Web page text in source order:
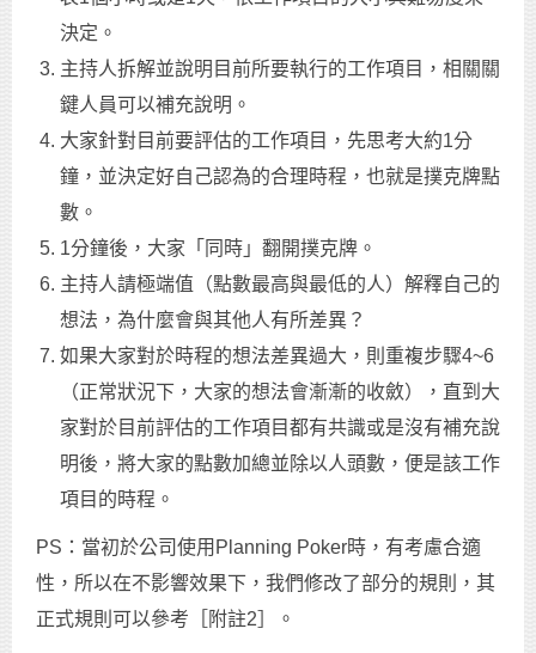
決定。
主持人拆解並說明目前所要執行的工作項目，相關關
鍵人員可以補充說明。
大家針對目前要評估的工作項目，先思考大約1分
鐘，並決定好自己認為的合理時程，也就是撲克牌點
數。
1分鐘後，大家「同時」翻開撲克牌。
主持人請極端值（點數最高與最低的人）解釋自己的
想法，為什麼會與其他人有所差異？
如果大家對於時程的想法差異過大，則重複步驟4~6
（正常狀況下，大家的想法會漸漸的收斂），直到大
家對於目前評估的工作項目都有共識或是沒有補充說
明後，將大家的點數加總並除以人頭數，便是該工作
項目的時程。
PS：當初於公司使用Planning Poker時，有考慮合適
性，所以在不影響效果下，我們修改了部分的規則，其
正式規則可以參考［附註2］。